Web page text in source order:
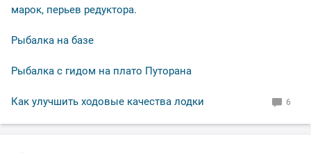
марок, перьев редуктора.
Рыбалка на базе
Рыбалка с гидом на плато Путорана
Как улучшить ходовые качества лодки 6